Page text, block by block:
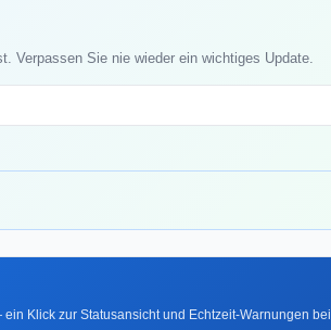
Verpassen Sie nie wieder ein wichtiges Update.
Klick zur Statusansicht und Echtzeit-Warnungen bei